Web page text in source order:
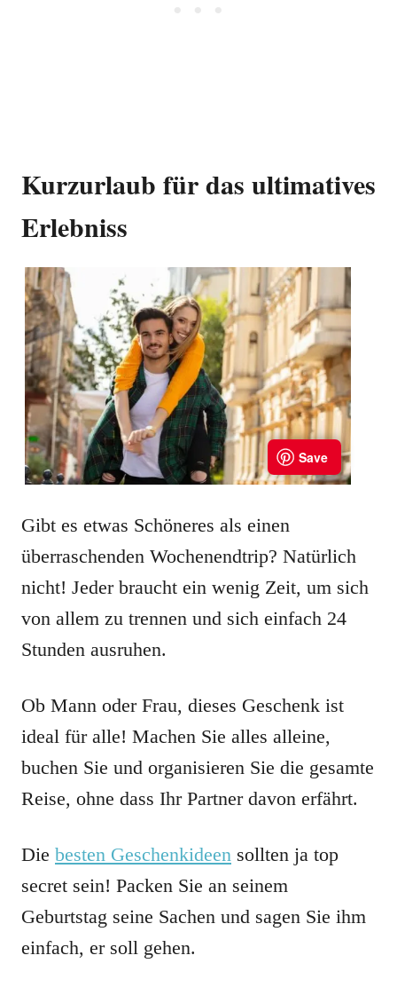
Kurzurlaub für das ultimatives
Erlebniss
Gibt es etwas Schöneres als einen
überraschenden Wochenendtrip? Natürlich
nicht! Jeder braucht ein wenig Zeit, um sich
von allem zu trennen und sich einfach 24
Stunden ausruhen.
Ob Mann oder Frau, dieses Geschenk ist
ideal für alle! Machen Sie alles alleine,
buchen Sie und organisieren Sie die gesamte
Reise, ohne dass Ihr Partner davon erfährt.
Die besten Geschenkideen sollten ja top
secret sein! Packen Sie an seinem
Geburtstag seine Sachen und sagen Sie ihm
einfach, er soll gehen.